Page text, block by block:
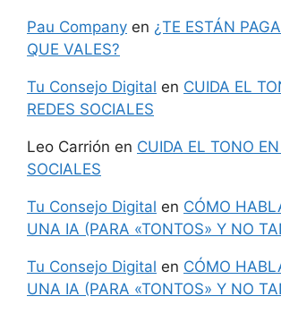
Pau Company en ¿TE ESTÁN
QUE VALES?
Tu Consejo Digital en CUIDA EL
REDES SOCIALES
Leo Carrión en CUIDA EL TONO
SOCIALES
Tu Consejo Digital en CÓMO
UNA IA (PARA «TONTOS» Y NO
Tu Consejo Digital en CÓMO
UNA IA (PARA «TONTOS» Y NO